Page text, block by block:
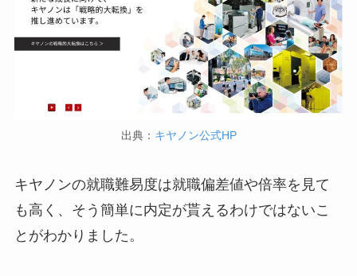
出典： キヤノン公式HP
キヤノンの就職難易度は就職偏差値や倍率を見て
も高く、そう簡単に内定が貰えるわけではないこ
とがわかりました。